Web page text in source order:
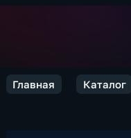
Главная Каталог